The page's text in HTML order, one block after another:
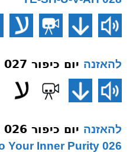
להאזנה יום כיפור 027 מיתה מכפרת תשעז
להאזנה יום כיפור 026 טהרה תשעו
026 Returning To Your Inner Purity